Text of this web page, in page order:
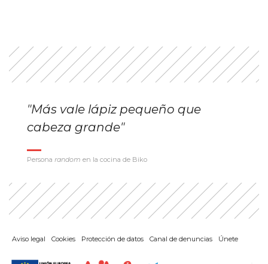
"Más vale lápiz pequeño que
cabeza grande"
Persona random en la cocina de Biko
Aviso legal Cookies Protección de datos Canal de denuncias Únete